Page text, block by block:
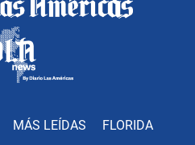
MÁS LEÍDAS FLORIDA